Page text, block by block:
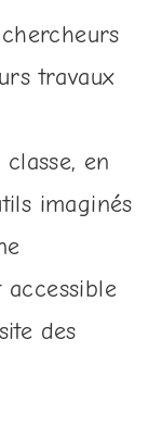
travaux
en
imaginés
des